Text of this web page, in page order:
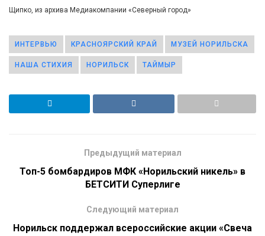
Щипко, из архива Медиакомпании «Северный город»
ИНТЕРВЬЮ КРАСНОЯРСКИЙ КРАЙ МУЗЕЙ НОРИЛЬСКА
НАША СТИХИЯ НОРИЛЬСК ТАЙМЫР
Предыдущий материал
Топ-5 бомбардиров МФК «Норильский никель» в
БЕТСИТИ Суперлиге
Следующий материал
Норильск поддержал всероссийские акции «Свеча